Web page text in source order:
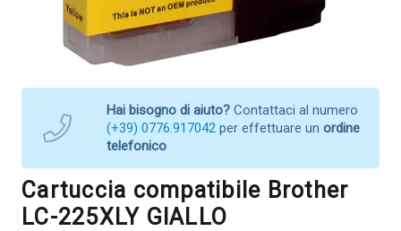
Hai bisogno di aiuto? Contattaci al numero
(+39) 0776.917042 per effettuare un ordine
telefonico
Cartuccia compatibile Brother
LC-225XLY GIALLO